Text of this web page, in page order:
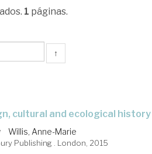
1 páginas.
↑
cultural and ecological history
Willis, Anne-Marie
Publishing . London, 2015